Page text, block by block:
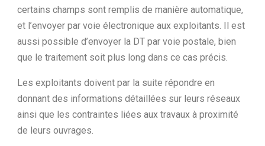
certains champs sont remplis de manière automatique,
et l’envoyer par voie électronique aux exploitants. Il est
aussi possible d’envoyer la DT par voie postale, bien
que le traitement soit plus long dans ce cas précis.
Les exploitants doivent par la suite répondre en
donnant des informations détaillées sur leurs réseaux
ainsi que les contraintes liées aux travaux à proximité
de leurs ouvrages.